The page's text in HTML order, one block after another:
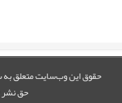
حقوق این وب‌سایت متعلق
حق نشر